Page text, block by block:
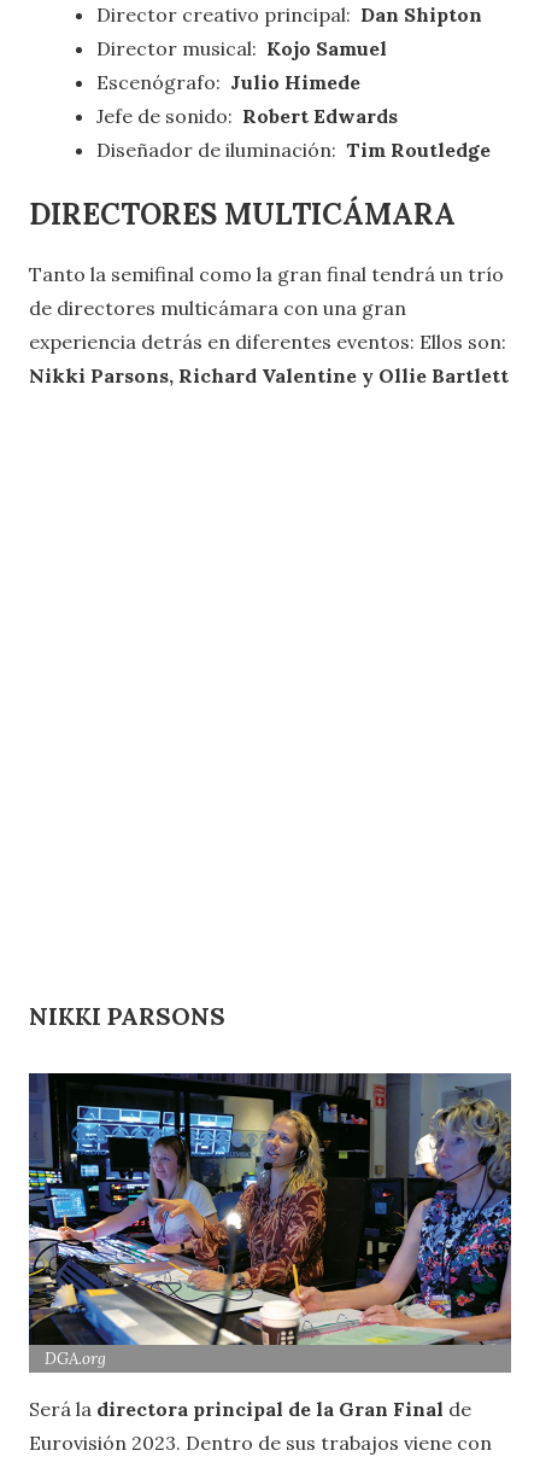
Director creativo principal: Dan Shipton
Director musical: Kojo Samuel
Escenógrafo: Julio Himede
Jefe de sonido: Robert Edwards
Diseñador de iluminación: Tim Routledge
DIRECTORES MULTICÁMARA
Tanto la semifinal como la gran final tendrá un trío
de directores multicámara con una gran
experiencia detrás en diferentes eventos: Ellos son:
Nikki Parsons, Richard Valentine y Ollie Bartlett
NIKKI PARSONS
DGA.org
Será la directora principal de la Gran Final de
Eurovisión 2023. Dentro de sus trabajos viene con